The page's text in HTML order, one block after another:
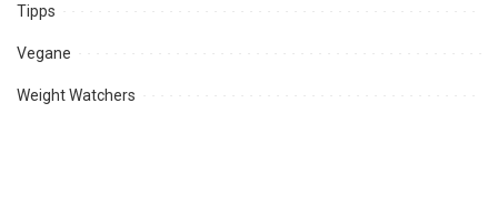
Tipps
Vegane
Weight Watchers